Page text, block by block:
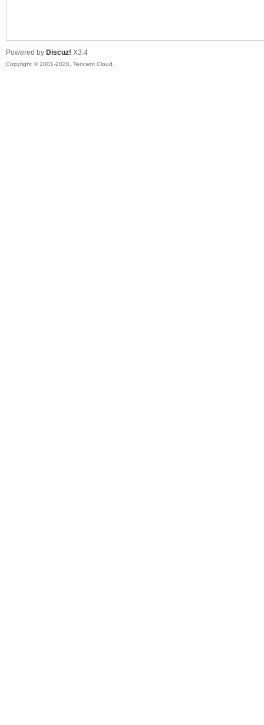
Powered by Discuz! X3.4
Copyright © 2001-2020, Tencent Cloud.